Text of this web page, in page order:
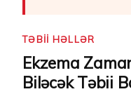
TƏBİİ HƏLLƏR
Ekzema
Biləcək Təbii